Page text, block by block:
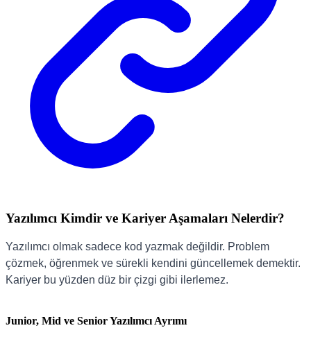
Yazılımcı Kimdir ve Kariyer Aşamaları Nelerdir?
Yazılımcı olmak sadece kod yazmak değildir. Problem
çözmek, öğrenmek ve sürekli kendini güncellemek demektir.
Kariyer bu yüzden düz bir çizgi gibi ilerlemez.
Junior, Mid ve Senior Yazılımcı Ayrımı